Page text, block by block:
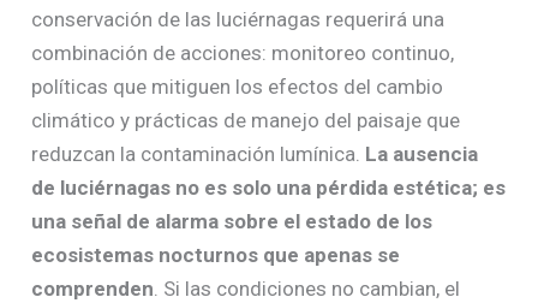
conservación de las luciérnagas requerirá una
combinación de acciones: monitoreo continuo,
políticas que mitiguen los efectos del cambio
climático y prácticas de manejo del paisaje que
reduzcan la contaminación lumínica. La ausencia
de luciérnagas no es solo una pérdida estética; es
una señal de alarma sobre el estado de los
ecosistemas nocturnos que apenas se
comprenden. Si las condiciones no cambian, el